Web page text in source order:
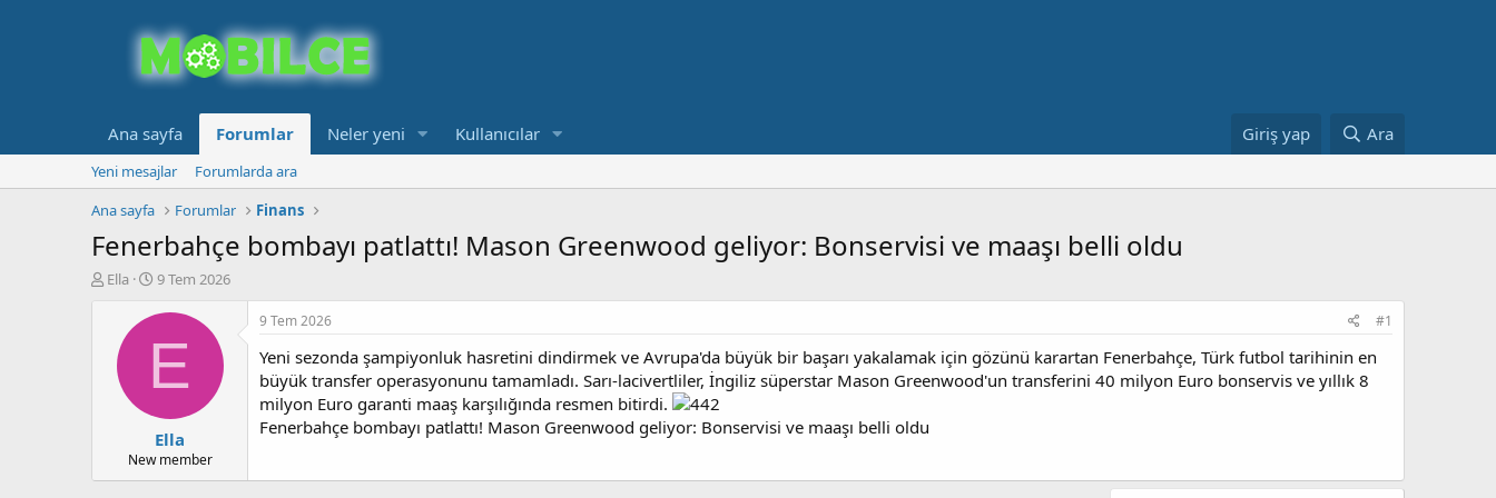
Ana sayfa Forumlar Neler yeni Kullanıcılar Giriş yap Ara
Yeni mesajlar
Forumlarda ara
Ana sayfa
Forumlar Finans
Fenerbahçe bombayı patlattı! Mason Greenwood geliyor: Bonservisi ve maaşı belli oldu
K
l
Ella
B
ş
a
n
ı
ç
t
a
9 Tem 2026
E
Ella
New member
9 Tem 2026 #1
Yeni sezonda şampiyonluk hasretini dindirmek ve Avrupa'da büyük bir başarı yakalamak için gözünü karartan Fenerbahçe, Türk futbol tarihinin en
büyük transfer operasyonunu tamamladı. Sarı-lacivertliler, İngiliz süperstar Mason Greenwood'un transferini 40 milyon Euro bonservis ve yıllık 8
milyon Euro garanti maaş karşılığında resmen bitirdi.
Fenerbahçe bombayı patlattı! Mason Greenwood geliyor: Bonservisi ve maaşı belli oldu